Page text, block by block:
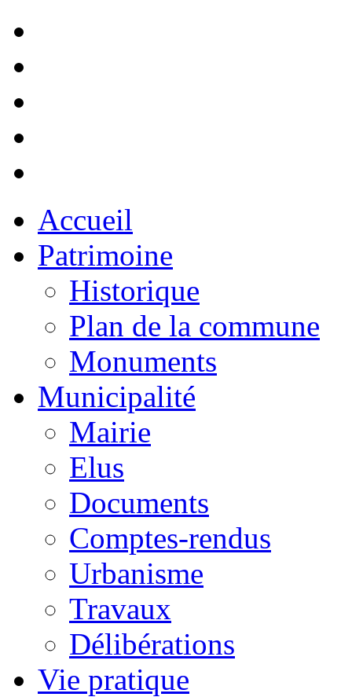
Accueil
Patrimoine
Historique
Plan de la commune
Monuments
Municipalité
Mairie
Elus
Documents
Comptes-rendus
Urbanisme
Travaux
Délibérations
Vie pratique